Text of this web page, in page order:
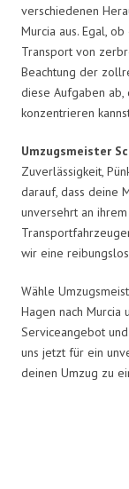
verschiedenen
Murcia aus. Egal,
Transport von
Beachtung der
diese Aufgaben
konzentrieren
Umzugsmeister
Zuverlässigkeit,
darauf, dass deine
unversehrt an
wir eine
Wähle
Hagen nach
Serviceangebot
uns jetzt für ein
deinen Umzug zu